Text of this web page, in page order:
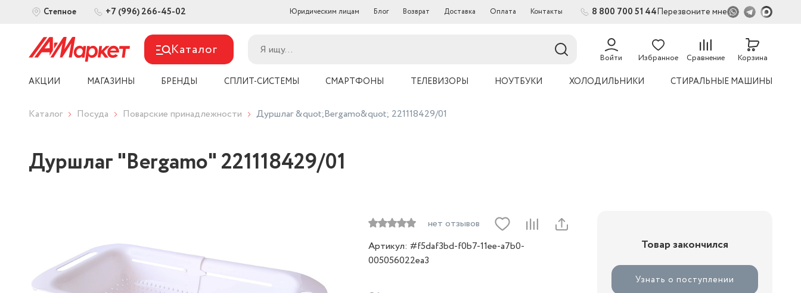
Степное +7 (996) 266-45-02 Юридическим лицам Блог Возврат Доставка Оплата Контакты 8 800 700 51 44Перезвоните мне
Каталог Войти Избранное Сравнение
54
Корзина
АКЦИИ МАГАЗИНЫ БРЕНДЫ СПЛИТ-СИСТЕМЫ СМАРТФОНЫ ТЕЛЕВИЗОРЫ НОУТБУКИ ХОЛОДИЛЬНИКИ СТИРАЛЬНЫЕ МАШИНЫ
Каталог Посуда Поварские принадлежности Дуршлаг &quot;Bergamo&quot; 221118429/01
Дуршлаг "Bergamo" 221118429/01
нет отзывов
Артикул: #f5daf3bd-f0b7-11ee-a7b0-
005056022ea3
Товар закончился
Узнать о поступлении